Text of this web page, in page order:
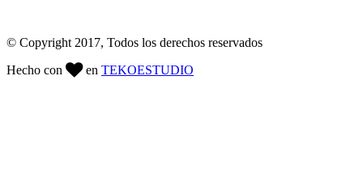
© Copyright 2017, Todos los derechos reservados
Hecho con
en TEKOESTUDIO